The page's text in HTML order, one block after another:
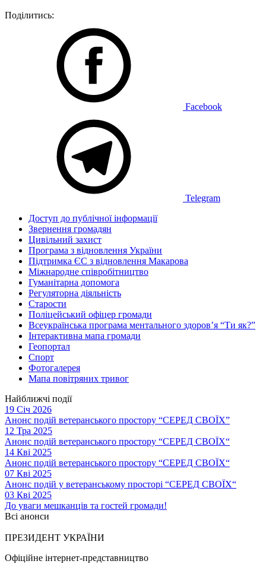
Поділитись:
Facebook
Telegram
Доступ до публічної інформації
Звернення громадян
Цивільний захист
Програма з відновлення України
Підтримка ЄС з відновлення Макарова
Міжнародне співробітництво
Гуманітарна допомога
Регуляторна діяльність
Старости
Поліцейський офіцер громади
Всеукраїнська програма ментального здоров’я “Ти як?”
Інтерактивна мапа громади
Геопортал
Спорт
Фотогалерея
Мапа повітряних тривог
Найближчі події
19 Січ 2026
Анонс подій ветеранського простору “СЕРЕД СВОЇХ”
12 Тра 2025
Анонс подій ветеранського простору “СЕРЕД СВОЇХ“
14 Кві 2025
Анонс подій ветеранського простору “СЕРЕД СВОЇХ“
07 Кві 2025
Анонс подій у ветеранському просторі “СЕРЕД СВОЇХ“
03 Кві 2025
До уваги мешканців та гостей громади!
Всі анонси
ПРЕЗИДЕНТ УКРАЇНИ
Офіційне інтернет-представництво